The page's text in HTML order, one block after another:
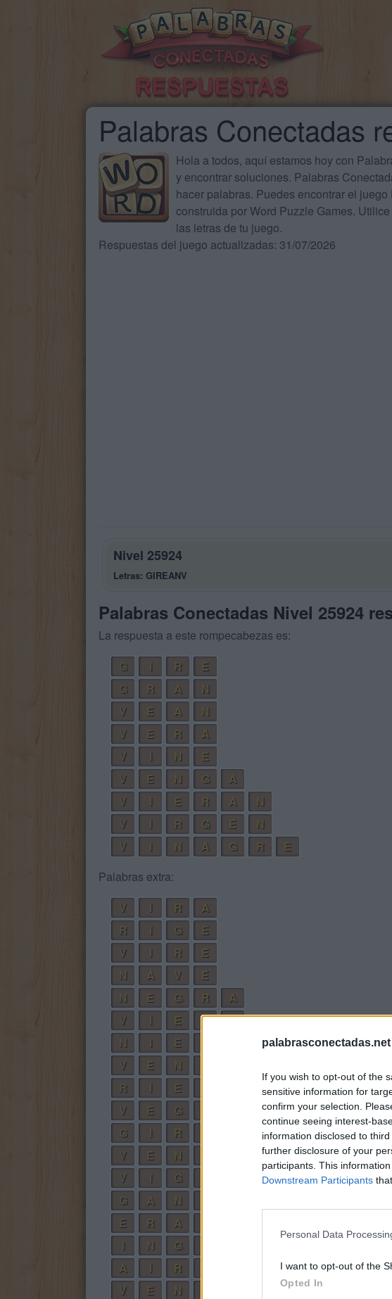
palabrasconectadas.net
If you wish to opt-out of the
sensitive information for
confirm your selection.
continue seeing interest-
information disclosed to
further disclosure of your
participants. This
Downstream Participants
Personal Data
I want to opt-out of the
Opted In
Palabras Conectadas
Hola a todos, aquí estamos hoy con
y encontrar soluciones. Palabras
hacer palabras. Puedes encontrar el
construida por Word Puzzle Games.
las letras de tu juego.
Respuestas del juego actualizadas: 31/07/2026
Nivel 25924
Letras: GIREANV
Palabras Conectadas Nivel 25924
La respuesta a este rompecabezas es:
G
R
E
G
R A
N
V
E A
N
V
E R
A
V
N
E
V
E N G
A
V
E R A
N
V
R G E
N
V
N A G R
E
Palabras extra:
V
R
A
R
G
E
V
R
E
N
A V
E
N
E G R
A
V
E R
A
N
E
V
E N
R
E
N
V
E G
G
R
V
E N
V
G
G
A N
E
R A
N G
A
R
V
E N